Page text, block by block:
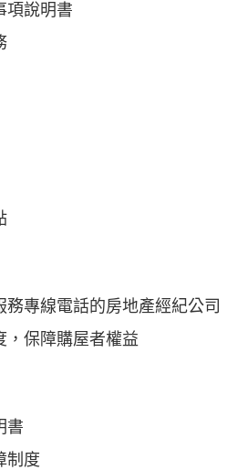
項說明書
專線電話的房地產經紀公司
，保障購屋者權益
書
制度